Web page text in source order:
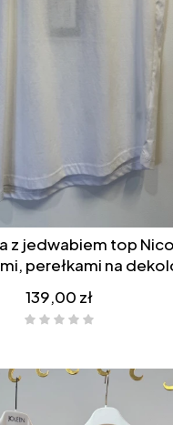
z jedwabiem top
perełkami na
bok dłuższy
Cena
139,00 zł